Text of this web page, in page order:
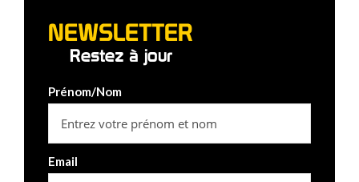
NEWSLETTER
Restez à jour
Prénom/Nom
Email